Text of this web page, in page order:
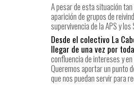
A pesar de esta situación
aparición de grupos de
supervivencia de la APS y
Desde el colectivo La
llegar de una vez por
confluencia de intereses y
Queremos aportar un punto
que nos puedan servir para